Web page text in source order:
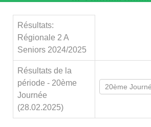
Résultats:
Régionale 2 A
Seniors 2024/2025
Résultats de la
période - 20ème
Journée
(28.02.2025)